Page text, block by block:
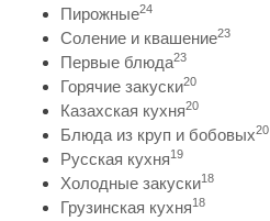
Пирожные24
Соление и квашение23
Первые блюда23
Горячие закуски20
Казахская кухня20
Блюда из круп и бобовых20
Русская кухня19
Холодные закуски18
Грузинская кухня18